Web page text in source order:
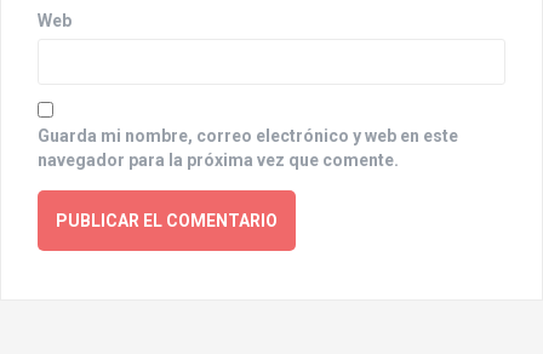
Web
Guarda mi nombre, correo electrónico y web en este
navegador para la próxima vez que comente.